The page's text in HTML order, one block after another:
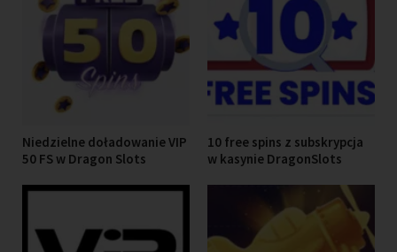
Niedzielne doładowanie VIP
50 FS w Dragon Slots
10 free spins z subskrypcja
w kasynie DragonSlots